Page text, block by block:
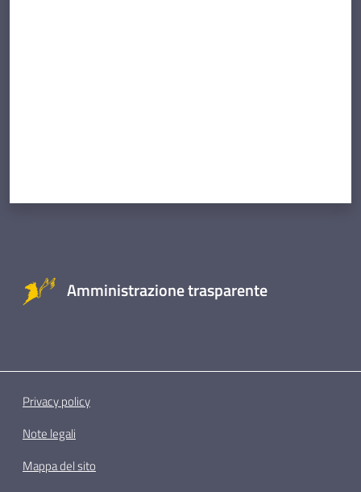
Amministrazione trasparente
Privacy policy
Note legali
Mappa del sito